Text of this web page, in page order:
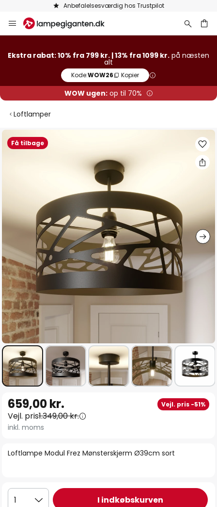
Anbefalelsesværdig hos Trustpilot
to
Ekstra rabat: 10% fra 799 kr. | 13% fra 1099 kr. på næsten
alt
Kode:WOW26 Kopier
WOW ugen:op til 70%
Loftlamper
Få tilbage
Gå
til
starten
af
Loftlampe Modul Frez Mønsterskjerm Ø39cm sort
659,00 kr. Vejl. pris -51%
Vejl. pris1.349,00 kr.
inkl. moms
1 I indkøbskurven